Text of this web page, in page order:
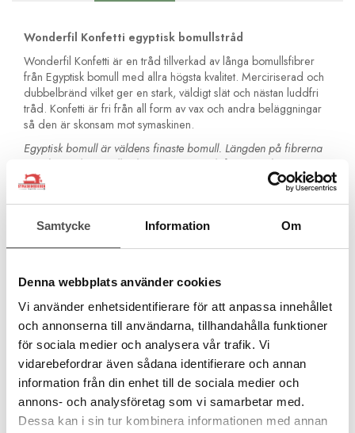
Samtycke Information Om
Denna webbplats använder cookies
Vi använder enhetsidentifierare för att anpassa innehållet
och annonserna till användarna, tillhandahålla funktioner
för sociala medier och analysera vår trafik. Vi
vidarebefordrar även sådana identifierare och annan
information från din enhet till de sociala medier och
annons- och analysföretag som vi samarbetar med.
Dessa kan i sin tur kombinera informationen med annan
Wonderfil Konfetti egyptisk bomullstråd
Wonderfil Konfetti är en tråd tillverkad av långa bomullsfibrer
från Egyptisk bomull med allra högsta kvalitet. Merciriserad och
dubbelbränd vilket ger en stark, väldigt slät och nästan luddfri
tråd. Konfetti är fri från all form av vax och andra beläggningar
så den är skonsam mot symaskinen.
Egyptisk bomull är väldens finaste bomull. Längden på fibrerna
gör det möjligt att tillverka en tunnare och finare tråd utan att ge
avkall på styrkan. Egyptisk bomull absorberar vätska bättre och
ger en djupare och klarare färg som också är mer bestående.
sömmar.
Wonderfil Konfetti är populär och omtyckt som quilttråd! Passar
Grovlek 50wt
Egyptisk långfibrig bomull
Avbränd två gånger
Nästan luddfri
Fri från beläggningar
1000 meter
Quilting, frihandsquilting, dekorsömmar, maskinbroderi,
trådmålning, overlockmaskin